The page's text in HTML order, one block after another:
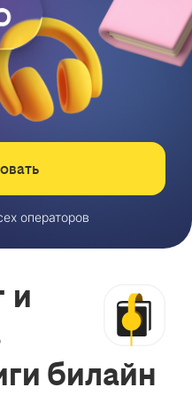
операторов
и
билайн